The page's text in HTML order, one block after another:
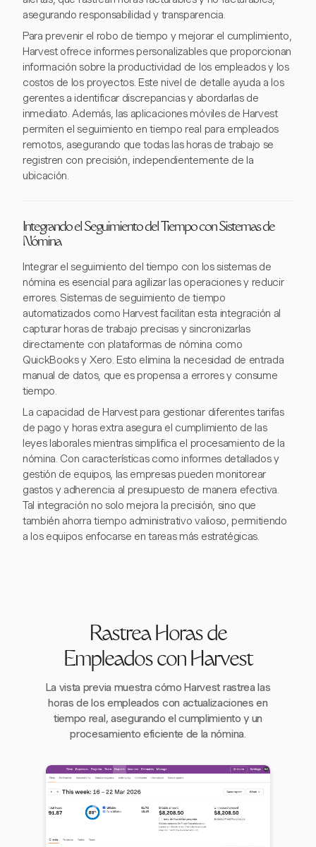
asegurando responsabilidad y transparencia.
Para prevenir el robo de tiempo y mejorar el cumplimiento,
Harvest ofrece informes personalizables que proporcionan
información sobre la productividad de los empleados y los
costos de los proyectos. Este nivel de detalle ayuda a los
gerentes a identificar discrepancias y abordarlas de
inmediato. Además, las aplicaciones móviles de Harvest
permiten el seguimiento en tiempo real para empleados
remotos, asegurando que todas las horas de trabajo se
registren con precisión, independientemente de la
ubicación.
Integrando el Seguimiento del Tiempo con Sistemas de
Nómina
Integrar el seguimiento del tiempo con los sistemas de
nómina es esencial para agilizar las operaciones y reducir
errores. Sistemas de seguimiento de tiempo
automatizados como Harvest facilitan esta integración al
capturar horas de trabajo precisas y sincronizarlas
directamente con plataformas de nómina como
QuickBooks y Xero. Esto elimina la necesidad de entrada
manual de datos, que es propensa a errores y consume
tiempo.
La capacidad de Harvest para gestionar diferentes tarifas
de pago y horas extra asegura el cumplimiento de las
leyes laborales mientras simplifica el procesamiento de la
nómina. Con características como informes detallados y
gestión de equipos, las empresas pueden monitorear
gastos y adherencia al presupuesto de manera efectiva.
Tal integración no solo mejora la precisión, sino que
también ahorra tiempo administrativo valioso, permitiendo
a los equipos enfocarse en tareas más estratégicas.
Rastrea Horas de
Empleados con Harvest
La vista previa muestra cómo Harvest rastrea las
horas de los empleados con actualizaciones en
tiempo real, asegurando el cumplimiento y un
procesamiento eficiente de la nómina.